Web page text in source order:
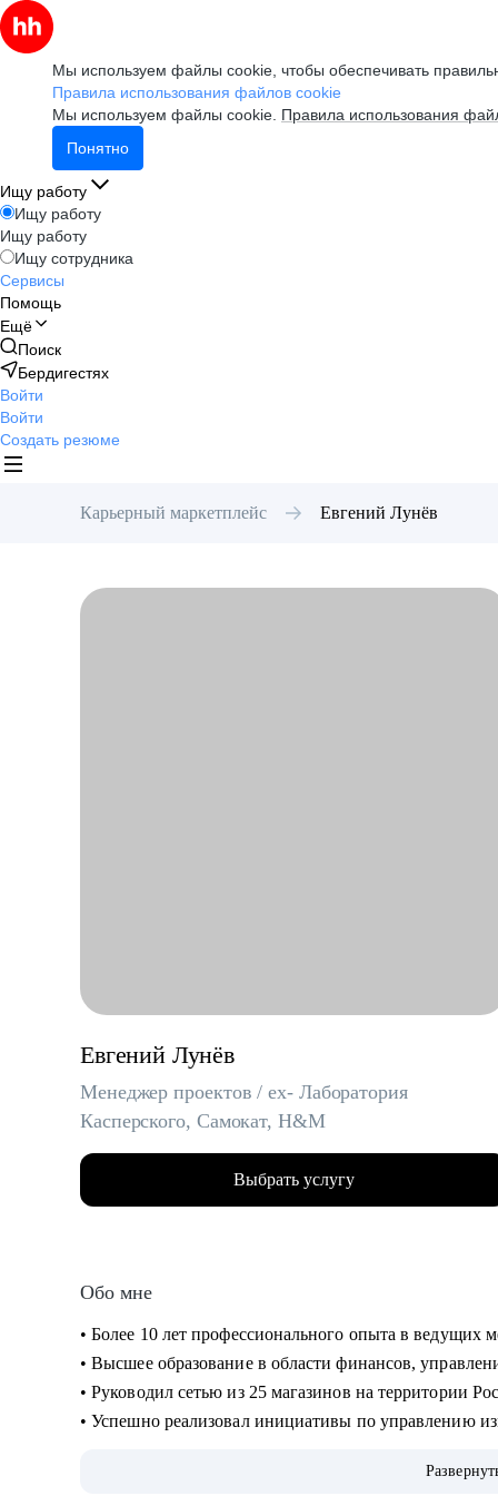
Мы используем файлы cookie, чтобы обеспечивать
Правила использования файлов cookie
Мы используем файлы cookie. Правила использования
Понятно
Ищу работу
Ищу работу
Ищу работу
Ищу сотрудника
Сервисы
Помощь
Ещё
Поиск
Бердигестях
Войти
Войти
Создать резюме
Карьерный маркетплейс Евгений Лунёв
Евгений Лунёв
Менеджер проектов / ex- Лаборатория
Касперского, Самокат, H&M
Выбрать услугу
Обо мне
• Более 10 лет профессионального опыта в
• Высшее образование в области финансов,
• Руководил сетью из 25 магазинов на территории
• Успешно реализовал инициативы по управлению
• Внедрял инновационные розничные проекты, не